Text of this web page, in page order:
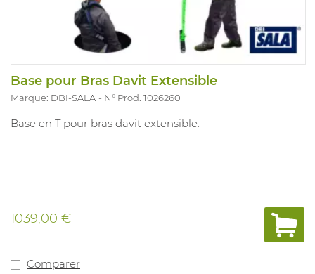
Base pour Bras Davit Extensible
Marque: DBI-SALA N° Prod. 1026260
Base en T pour bras davit extensible.
1039,00 €
Comparer